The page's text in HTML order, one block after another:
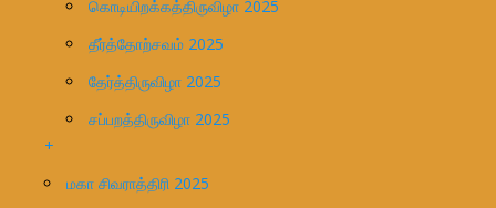
கொடியிறக்கத்திருவிழா 2025
தீர்த்தோற்சவம் 2025
தேர்த்திருவிழா 2025
சப்பறத்திருவிழா 2025
+
மகா சிவராத்திரி 2025